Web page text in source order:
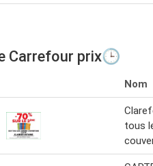
Carrefour prix🕒
Nom
tous